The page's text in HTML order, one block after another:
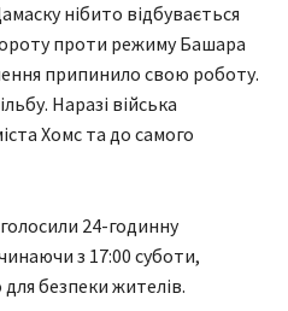
нібито відбувається
проти режиму Башара
припинило свою роботу.
Наразі війська
Хомс та до самого
24-годинну
з 17:00 суботи,
безпеки жителів.